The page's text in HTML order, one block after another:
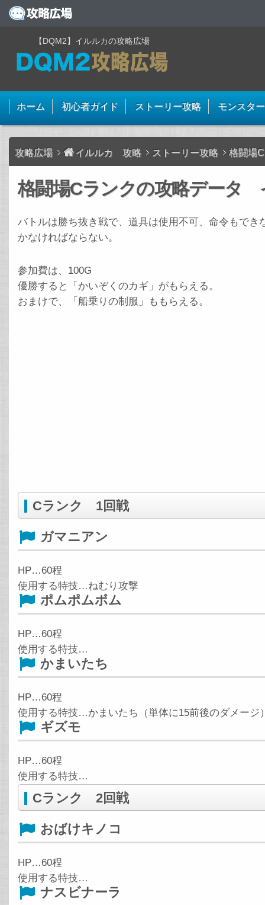
【DQM2】イルルカの攻略広場
ホーム 初心者ガイド ストーリー攻略 モンスタ
攻略広場 イルルカ 攻略 ストーリー攻略 格闘場
格闘場Cランクの攻略データ
バトルは勝ち抜き戦で、道具は使用不可、命令もでき
かなければならない。
参加費は、100G
優勝すると「かいぞくのカギ」がもらえる。
おまけで、「船乗りの制服」ももらえる。
Cランク 1回戦
ガマニアン
HP…60程
使用する特技…ねむり攻撃
ポムポムボム
HP…60程
使用する特技…
かまいたち
HP…60程
使用する特技…かまいたち（単体に15前後のダメージ
ギズモ
HP…60程
使用する特技…
Cランク 2回戦
おばけキノコ
HP…60程
使用する特技…
ナスビナーラ